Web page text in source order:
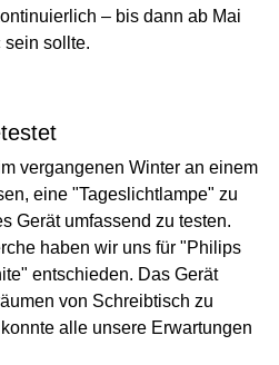
– bis dann ab Mai
sein sollte.
vergangenen Winter an einem
eine "Tageslichtlampe" zu
Gerät umfassend zu testen.
haben wir uns für "Philips
entschieden. Das Gerät
von Schreibtisch zu
alle unsere Erwartungen